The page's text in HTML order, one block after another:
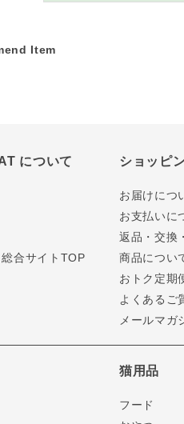
Item
について
合サイトTOP
ショッピ
お届けにつ
お支払いに
返品・交換
商品につい
おトク定期
よくあるご
メールマガ
猫用品
フード